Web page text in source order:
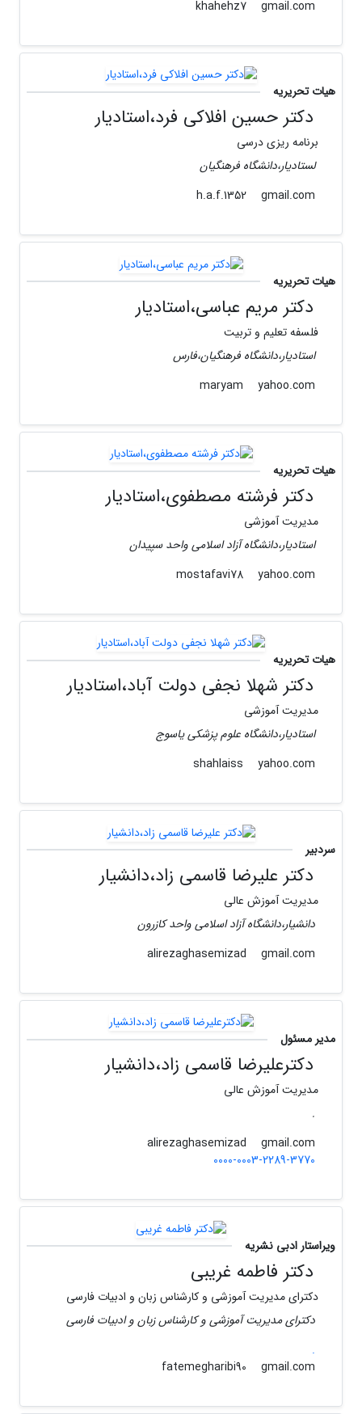
gmail.com
هیات تحریریه
دکتر حسین افلاکی فرد،استادیار
برنامه ریزی درسی
لستادیار،دانشگاه فرهنگیان
gmail.com
هیات تحریریه
دکتر مریم عباسی،استادیار
فلسفه تعلیم و تربیت
استادیار،دانشگاه فرهنگیان،فارس
yahoo.com
هیات تحریریه
دکتر فرشته مصطفوی،استادیار
مدیریت آموزشی
استادیار،دانشگاه آزاد اسلامی واحد سپیدان
yahoo.com
هیات تحریریه
دکتر شهلا نجفی دولت آباد،استادیار
مدیریت آموزشی
استادیار،دانشگاه علوم پزشکی یاسوج
yahoo.com
سردبیر
دکتر علیرضا قاسمی زاد،دانشیار
مدیریت آموزش عالی
دانشیار،دانشگاه آزاد اسلامی واحد کازرون
gmail.com
مدیر مسئول
دکترعلیرضا قاسمی زاد،دانشیار
مدیریت آموزش عالی
.
gmail.com
0000-0003-2289-3770
ویراستار ادبی نشریه
دکتر فاطمه غریبی
دکترای مدیریت آموزشی و کارشناس زبان و ادبیات فارسی
دکترای مدیریت آموزشی و کارشناس زبان و ادبیات فارسی
.
gmail.com